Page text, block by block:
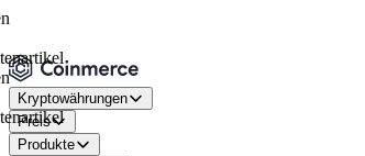
Kryptowährungen
Preis
Produkte